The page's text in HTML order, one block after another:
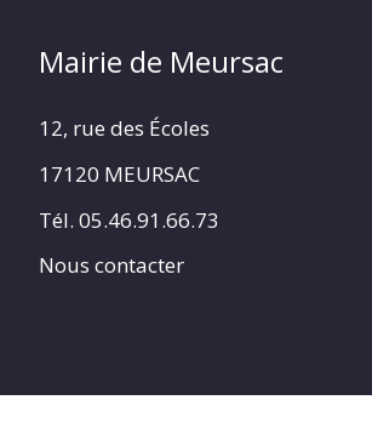
Mairie de Meursac
12, rue des Écoles
17120 MEURSAC
Tél. 05.46.91.66.73
Nous contacter